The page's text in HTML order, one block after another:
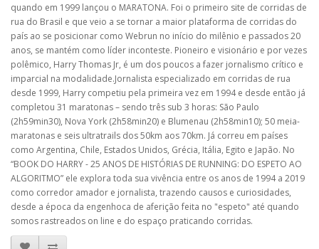
quando em 1999 lançou o MARATONA. Foi o primeiro site de corridas de
rua do Brasil e que veio a se tornar a maior plataforma de corridas do
país ao se posicionar como Webrun no início do milênio e passados 20
anos, se mantém como líder inconteste. Pioneiro e visionário e por vezes
polêmico, Harry Thomas Jr, é um dos poucos a fazer jornalismo crítico e
imparcial na modalidade.Jornalista especializado em corridas de rua
desde 1999, Harry competiu pela primeira vez em 1994 e desde então já
completou 31 maratonas – sendo três sub 3 horas: São Paulo
(2h59min30), Nova York (2h58min20) e Blumenau (2h58min10); 50 meia-
maratonas e seis ultratrails dos 50km aos 70km. Já correu em países
como Argentina, Chile, Estados Unidos, Grécia, Itália, Egito e Japão. No
“BOOK DO HARRY - 25 ANOS DE HISTÓRIAS DE RUNNING: DO ESPETO AO
ALGORITMO” ele explora toda sua vivência entre os anos de 1994 a 2019
como corredor amador e jornalista, trazendo causos e curiosidades,
desde a época da engenhoca de aferição feita no "espeto" até quando
somos rastreados on line e do espaço praticando corridas.